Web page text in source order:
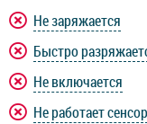
Не заряжается
Быстро
Не включается
Не работает сенсор